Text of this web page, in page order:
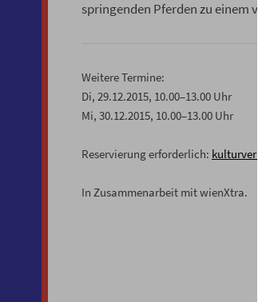
springenden Pferden zu einem
Weitere Termine:
Di, 29.12.2015, 10.00–13.00 Uhr
Mi, 30.12.2015, 10.00–13.00 Uhr
Reservierung erforderlich:
In Zusammenarbeit mit wienXtra.